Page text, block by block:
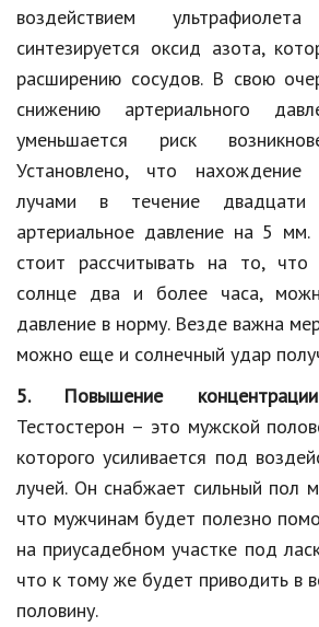
воздействием
синтезируется оксид азота,
расширению сосудов. В свою
снижению артериального
уменьшается риск
Установлено, что нахождение
лучами в течение двадцати
артериальное давление на 5
стоит рассчитывать на то, что
солнце два и более часа,
давление в норму. Везде важна
можно еще и солнечный удар
5. Повышение концентрации
Тестостерон – это мужской
которого усиливается под
лучей. Он снабжает сильный пол
что мужчинам будет полезно
на приусадебном участке под
что к тому же будет приводить в
половину.